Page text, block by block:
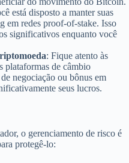
está disposto a manter suas
em redes proof-of-stake. Isso
significativos enquanto você
: Fique atento às
plataformas de câmbio
negociação ou bônus em
seus lucros.
o gerenciamento de risco é
protegê-lo: